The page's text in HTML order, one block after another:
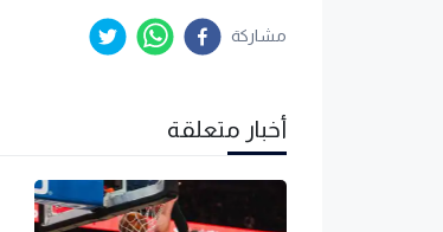
مشاركة
أخبار متعلقة